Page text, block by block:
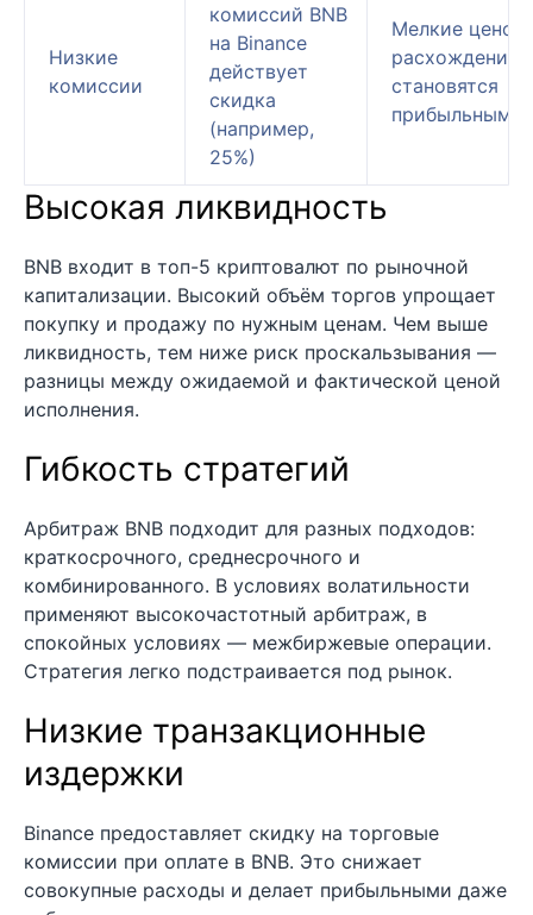
Низкие
комиссии
комиссий BNB
на Binance
действует
скидка
(например,
25%)
Мелкие
расхождения
становятся
прибыльными
Высокая ликвидность
BNB входит в топ-5 криптовалют по рыночной
капитализации. Высокий объём торгов упрощает
покупку и продажу по нужным ценам. Чем выше
ликвидность, тем ниже риск проскальзывания —
разницы между ожидаемой и фактической ценой
исполнения.
Гибкость стратегий
Арбитраж BNB подходит для разных подходов:
краткосрочного, среднесрочного и
комбинированного. В условиях волатильности
применяют высокочастотный арбитраж, в
спокойных условиях — межбиржевые операции.
Стратегия легко подстраивается под рынок.
Низкие транзакционные
издержки
Binance предоставляет скидку на торговые
комиссии при оплате в BNB. Это снижает
совокупные расходы и делает прибыльными даже